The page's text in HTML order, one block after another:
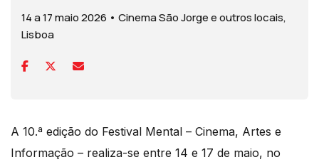
14 a 17 maio 2026 • Cinema São Jorge e outros locais,
Lisboa
A 10.ª edição do Festival Mental – Cinema, Artes e
Informação – realiza-se entre 14 e 17 de maio, no